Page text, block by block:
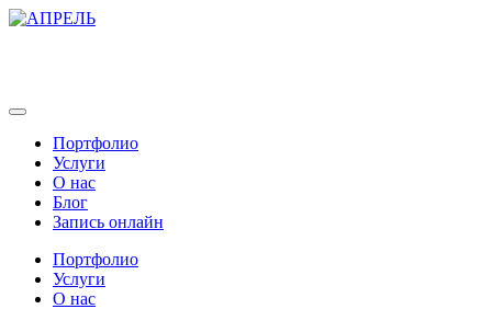
Портфолио
Услуги
О нас
Блог
Запись онлайн
Портфолио
Услуги
О нас